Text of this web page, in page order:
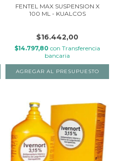
FENTEL MAX SUSPENSION X
100 ML - KUALCOS
$16.442,00
$14.797,80 con Transferencia
bancaria